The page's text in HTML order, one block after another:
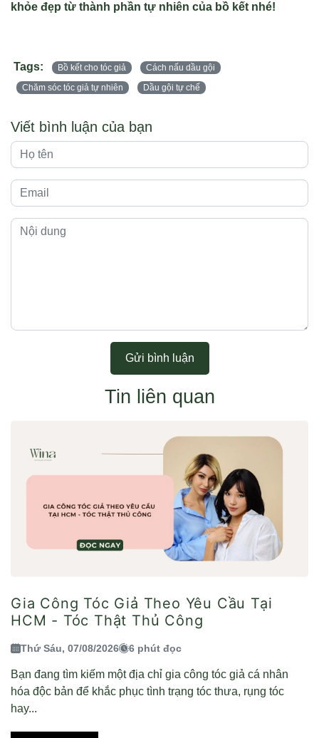
khỏe đẹp từ thành phần tự nhiên của bồ kết nhé!
Tags: Bồ kết cho tóc giả
Cách nấu dầu gội
Chăm sóc tóc giả tự nhiên
Dầu gội tự chế
Viết bình luận của bạn
Gửi bình luận
Tin liên quan
Gia Công Tóc Giả Theo Yêu Cầu Tại
HCM - Tóc Thật Thủ Công
Thứ Sáu, 07/08/2026 6 phút đọc
Bạn đang tìm kiếm một địa chỉ gia công tóc giả cá nhân
hóa độc bản để khắc phục tình trạng tóc thưa, rụng tóc
hay...